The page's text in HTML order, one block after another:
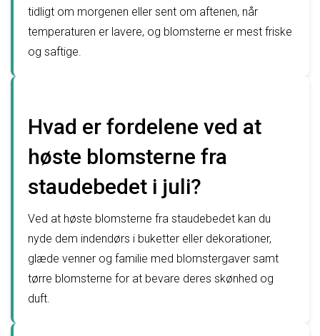
tidligt om morgenen eller sent om aftenen, når
temperaturen er lavere, og blomsterne er mest friske
og saftige.
Hvad er fordelene ved at
høste blomsterne fra
staudebedet i juli?
Ved at høste blomsterne fra staudebedet kan du
nyde dem indendørs i buketter eller dekorationer,
glæde venner og familie med blomstergaver samt
tørre blomsterne for at bevare deres skønhed og
duft.